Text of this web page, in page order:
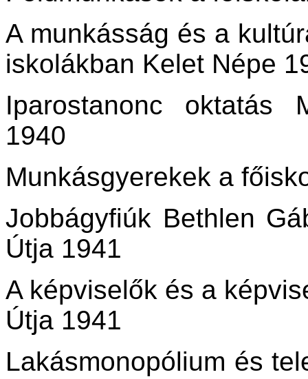
A munkásság és a
iskolákban Kelet Népe
Iparostanonc oktatás
1940
Munkásgyerekek a
Jobbágyfiúk Bethlen
Útja 1941
A képviselők és a
Útja 1941
Lakásmonopólium és